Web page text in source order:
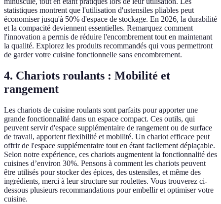
statistiques montrent que l'utilisation d'ustensiles pliables peut
économiser jusqu'à 50% d'espace de stockage. En 2026, la durabilité
et la compacité deviennent essentielles. Remarquez comment
l'innovation a permis de réduire l'encombrement tout en maintenant
la qualité. Explorez les produits recommandés qui vous permettront
de garder votre cuisine fonctionnelle sans encombrement.
4. Chariots roulants : Mobilité et
rangement
Les chariots de cuisine roulants sont parfaits pour apporter une
grande fonctionnalité dans un espace compact. Ces outils, qui
peuvent servir d'espace supplémentaire de rangement ou de surface
de travail, apportent flexibilité et mobilité. Un chariot efficace peut
offrir de l'espace supplémentaire tout en étant facilement déplaçable.
Selon notre expérience, ces chariots augmentent la fonctionnalité des
cuisines d’environ 30%. Pensons à comment les chariots peuvent
être utilisés pour stocker des épices, des ustensiles, et même des
ingrédients, merci à leur structure sur roulettes. Vous trouverez ci-
dessous plusieurs recommandations pour embellir et optimiser votre
cuisine.